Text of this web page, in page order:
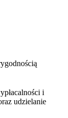
i
udzielanie